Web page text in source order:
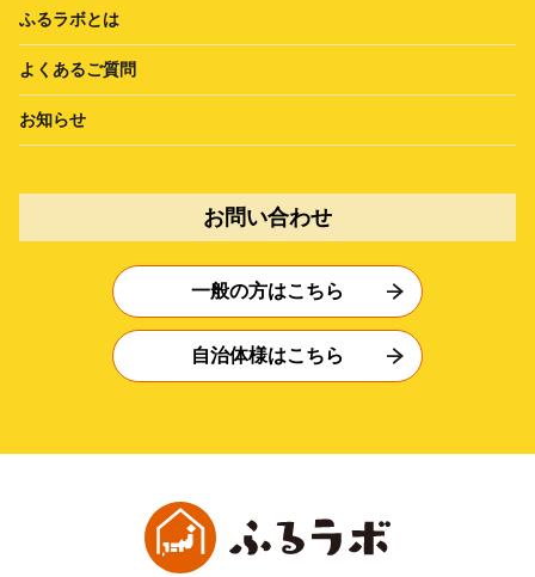
ふるラボとは
よくあるご質問
お知らせ
お問い合わせ
一般の方はこちら
自治体様はこちら